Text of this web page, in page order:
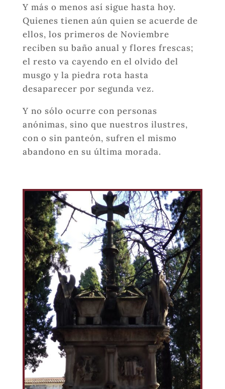
Y más o menos así sigue hasta hoy.
Quienes tienen aún quien se acuerde de
ellos, los primeros de Noviembre
reciben su baño anual y flores frescas;
el resto va cayendo en el olvido del
musgo y la piedra rota hasta
desaparecer por segunda vez.
Y no sólo ocurre con personas
anónimas, sino que nuestros ilustres,
con o sin panteón, sufren el mismo
abandono en su última morada.